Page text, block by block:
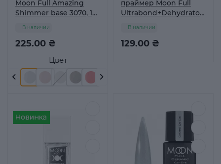
Moon Full Amazing
Shimmer base 3070, 12
Цвет
225.00 ₴
В наличии
праймер Moon Full
Ultrabond+Dehydrator
129.00 ₴
В наличии